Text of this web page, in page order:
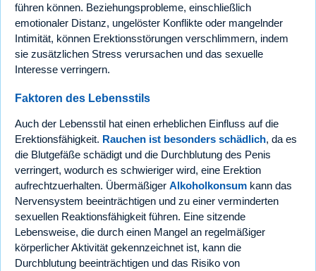
führen können. Beziehungsprobleme, einschließlich
emotionaler Distanz, ungelöster Konflikte oder mangelnder
Intimität, können Erektionsstörungen verschlimmern, indem
sie zusätzlichen Stress verursachen und das sexuelle
Interesse verringern.
Faktoren des Lebensstils
Auch der Lebensstil hat einen erheblichen Einfluss auf die
Erektionsfähigkeit. Rauchen ist besonders schädlich, da es
die Blutgefäße schädigt und die Durchblutung des Penis
verringert, wodurch es schwieriger wird, eine Erektion
aufrechtzuerhalten. Übermäßiger Alkoholkonsum kann das
Nervensystem beeinträchtigen und zu einer verminderten
sexuellen Reaktionsfähigkeit führen. Eine sitzende
Lebensweise, die durch einen Mangel an regelmäßiger
körperlicher Aktivität gekennzeichnet ist, kann die
Durchblutung beeinträchtigen und das Risiko von